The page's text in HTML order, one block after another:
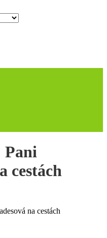
Pani
cestách
na cestách